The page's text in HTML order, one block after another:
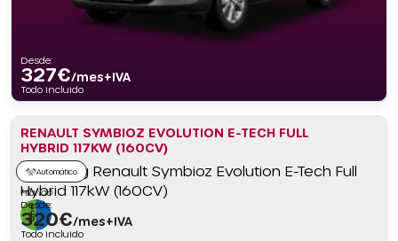
Desde:
327€/mes+IVA
Todo incluido
RENAULT SYMBIOZ EVOLUTION E-TECH FULL
HYBRID 117KW (160CV)
Automático
Híbrido
Desde:
320€/mes+IVA
Todo incluido